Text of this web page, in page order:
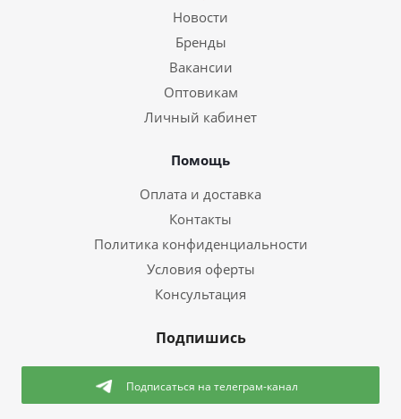
Новости
Бренды
Вакансии
Оптовикам
Личный кабинет
Помощь
Оплата и доставка
Контакты
Политика конфиденциальности
Условия оферты
Консультация
Подпишись
Подписаться на телеграм-канал